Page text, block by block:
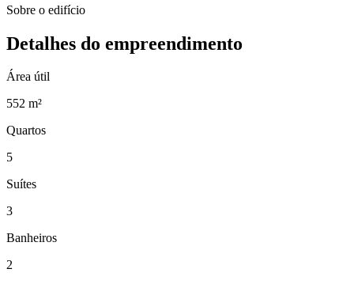
Sobre o edifício
Detalhes do empreendimento
Área útil
552 m²
Quartos
5
Suítes
3
Banheiros
2